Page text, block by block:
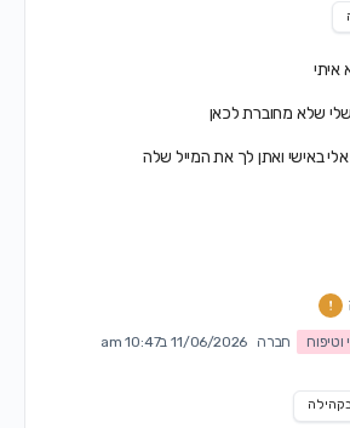
שלא מחוברת לכאן
באישי ואתן לך את המייל שלה
וטיפוח חברה 11/06/2026 ב10:47 am